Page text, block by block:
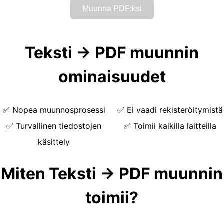
Muunna PDF:ksi
Teksti → PDF muunnin
ominaisuudet
✅ Nopea muunnosprosessi
✅ Turvallinen tiedostojen
käsittely
✅ Ei vaadi rekisteröitymistä
✅ Toimii kaikilla laitteilla
Miten Teksti → PDF muunnin
toimii?